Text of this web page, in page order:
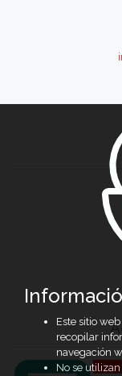
Este sitio
recopilar
navegación
No se